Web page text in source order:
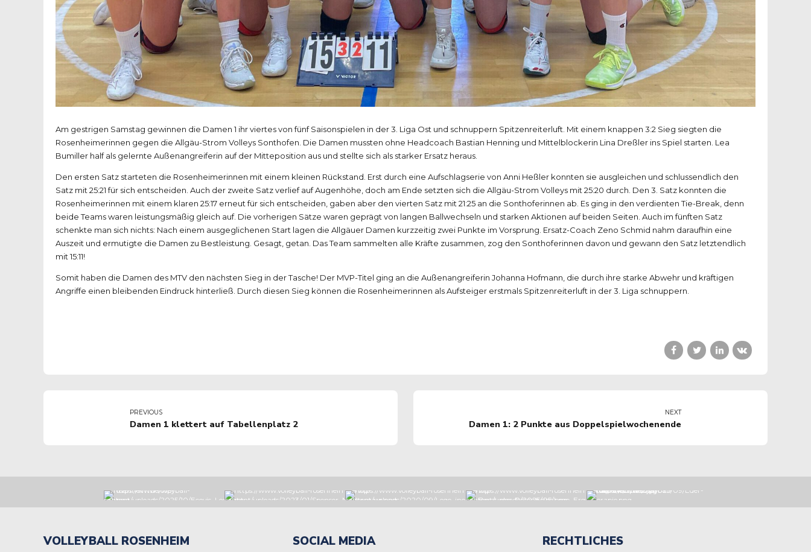
Am gestrigen Samstag gewinnen die Damen 1 ihr viertes von fünf Saisonspielen in der 3. Liga Ost und schnuppern Spitzenreiterluft. Mit einem knappen 3:2 Sieg siegten die
Rosenheimerinnen gegen die Allgäu-Strom Volleys Sonthofen. Die Damen mussten ohne Headcoach Bastian Henning und Mittelblockerin Lina Dreßler ins Spiel starten. Lea
Bumiller half als gelernte Außenangreiferin auf der Mitteposition aus und stellte sich als starker Ersatz heraus.
Den ersten Satz starteten die Rosenheimerinnen mit einem kleinen Rückstand. Erst durch eine Aufschlagserie von Anni Heßler konnten sie ausgleichen und schlussendlich den
Satz mit 25:21 für sich entscheiden. Auch der zweite Satz verlief auf Augenhöhe, doch am Ende setzten sich die Allgäu-Strom Volleys mit 25:20 durch. Den 3. Satz konnten die
Rosenheimerinnen mit einem klaren 25:17 erneut für sich entscheiden, gaben aber den vierten Satz mit 21:25 an die Sonthoferinnen ab. Es ging in den verdienten Tie-Break, denn
beide Teams waren leistungsmäßig gleich auf. Die vorherigen Sätze waren geprägt von langen Ballwechseln und starken Aktionen auf beiden Seiten. Auch im fünften Satz
schenkte man sich nichts: Nach einem ausgeglichenen Start lagen die Allgäuer Damen kurzzeitig zwei Punkte im Vorsprung. Ersatz-Coach Zeno Schmid nahm daraufhin eine
Auszeit und ermutigte die Damen zu Bestleistung. Gesagt, getan. Das Team sammelten alle Kräfte zusammen, zog den Sonthoferinnen davon und gewann den Satz letztendlich
mit 15:11!
Somit haben die Damen des MTV den nächsten Sieg in der Tasche! Der MVP-Titel ging an die Außenangreiferin Johanna Hofmann, die durch ihre starke Abwehr und kräftigen
Angriffe einen bleibenden Eindruck hinterließ. Durch diesen Sieg können die Rosenheimerinnen als Aufsteiger erstmals Spitzenreiterluft in der 3. Liga schnuppern.
PREVIOUS
Damen 1 klettert auf Tabellenplatz 2
NEXT
Damen 1: 2 Punkte aus Doppelspielwochenende
VOLLEYBALL ROSENHEIM SOCIAL MEDIA RECHTLICHES